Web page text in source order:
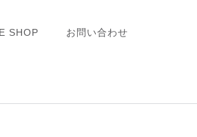
SHOP お問い合わせ